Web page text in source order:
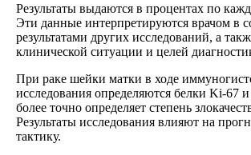
Результаты выдаются в процентах по
Эти данные интерпретируются врачом в
результатами других исследований, а
клинической ситуации и целей
При раке шейки матки в ходе
исследования определяются белки Ki-67
более точно определяет степень
Результаты исследования влияют на
тактику.